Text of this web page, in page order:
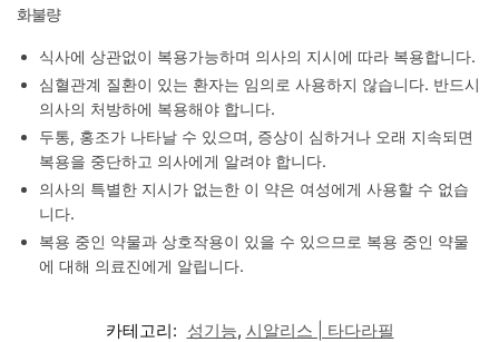
화불량
식사에 상관없이 복용가능하며 의사의 지시에 따라 복용합니다.
심혈관계 질환이 있는 환자는 임의로 사용하지 않습니다. 반드시
의사의 처방하에 복용해야 합니다.
두통, 홍조가 나타날 수 있으며, 증상이 심하거나 오래 지속되면
복용을 중단하고 의사에게 알려야 합니다.
의사의 특별한 지시가 없는한 이 약은 여성에게 사용할 수 없습
니다.
복용 중인 약물과 상호작용이 있을 수 있으므로 복용 중인 약물
에 대해 의료진에게 알립니다.
카테고리: 성기능, 시알리스 | 타다라필